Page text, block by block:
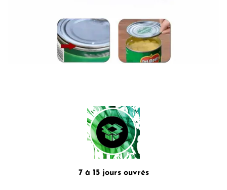
7 à 15 jours ouvrés